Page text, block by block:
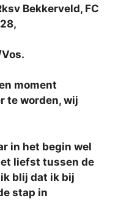
Bekkerveld, FC
moment
te worden, wij
in het begin wel
liefst tussen de
blij dat ik bij
stap in